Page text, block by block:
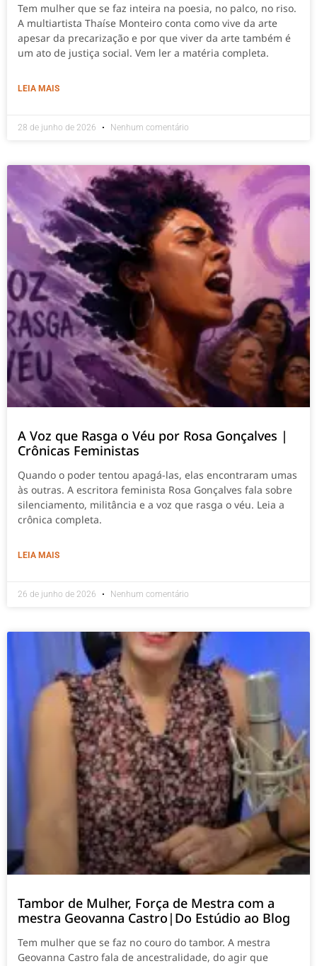
Tem mulher que se faz inteira na poesia, no palco, no riso.
A multiartista Thaíse Monteiro conta como vive da arte
apesar da precarização e por que viver da arte também é
um ato de justiça social. Vem ler a matéria completa.
LEIA MAIS
28 de junho de 2026 Nenhum comentário
A Voz que Rasga o Véu por Rosa Gonçalves |
Crônicas Feministas
Quando o poder tentou apagá-las, elas encontraram umas
às outras. A escritora feminista Rosa Gonçalves fala sobre
silenciamento, militância e a voz que rasga o véu. Leia a
crônica completa.
LEIA MAIS
26 de junho de 2026 Nenhum comentário
Tambor de Mulher, Força de Mestra com a
mestra Geovanna Castro|Do Estúdio ao Blog
Tem mulher que se faz no couro do tambor. A mestra
Geovanna Castro fala de ancestralidade, do agir que